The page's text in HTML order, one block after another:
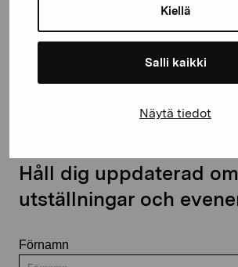
Kiellä
Salli kaikki
Näytä tiedot
Håll dig uppdaterad
utställningar och
Förnamn